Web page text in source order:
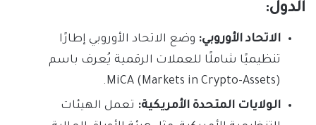
الدول:
الاتحاد الأوروبي: وضع الاتحاد الأوروبي إطارًا
تنظيميًا شاملًا للعملات الرقمية يُعرف باسم
MiCA (Markets in Crypto-Assets).
الولايات المتحدة الأمريكية: تعمل الهيئات